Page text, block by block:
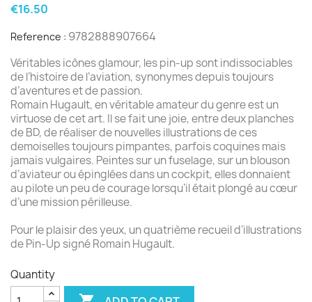
€16.50
Reference : 9782888907664
Véritables icônes glamour, les pin-up sont indissociables
de l’histoire de l’aviation, synonymes depuis toujours
d’aventures et de passion.
Romain Hugault, en véritable amateur du genre est un
virtuose de cet art. Il se fait une joie, entre deux planches
de BD, de réaliser de nouvelles illustrations de ces
demoiselles toujours pimpantes, parfois coquines mais
jamais vulgaires. Peintes sur un fuselage, sur un blouson
d’aviateur ou épinglées dans un cockpit, elles donnaient
au pilote un peu de courage lorsqu’il était plongé au cœur
d’une mission périlleuse.
Pour le plaisir des yeux, un quatrième recueil d’illustrations
de Pin-Up signé Romain Hugault.
Quantity